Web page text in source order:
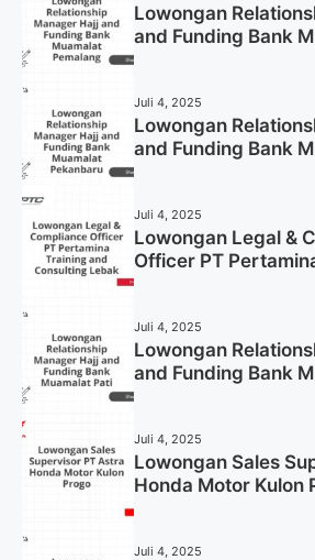
Lowongan
and Funding Bank
Juli 4, 2025
Lowongan
and Funding Bank
Juli 4, 2025
Lowongan Legal &
Officer PT
Juli 4, 2025
Lowongan
and Funding Bank
Juli 4, 2025
Lowongan Sales
Honda Motor Kulon
Juli 4, 2025